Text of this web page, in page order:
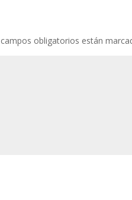
obligatorios están